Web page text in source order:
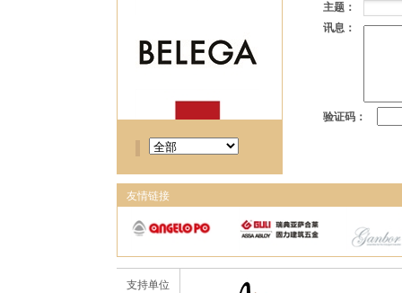
主题：
讯息：
验证码：
友情链接
支持单位